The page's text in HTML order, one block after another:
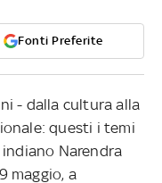
Fonti Preferite
- dalla cultura alla
questi i temi
Narendra
maggio, a